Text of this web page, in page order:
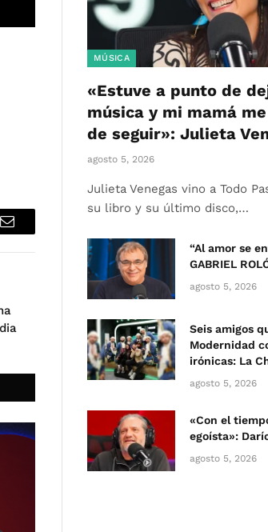
Email
MÚSICA
«Estuve a punto de
música y mi mamá
de seguir»: Julieta
agosto 5, 2026
Julieta Venegas vino a Todo
su libro y su último disco,…
“Al amor se
GABRIEL
agosto 5, 2026
Seis amigos
Modernidad
irónicas: La
agosto 5, 2026
«Con el
egoísta»:
agosto 5, 2026